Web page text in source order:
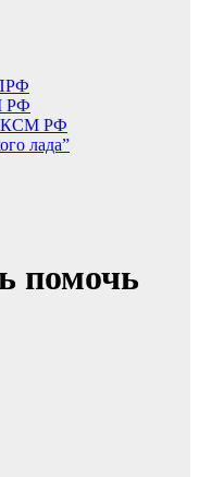
РФ
ЛКСМ РФ
лада”
помочь